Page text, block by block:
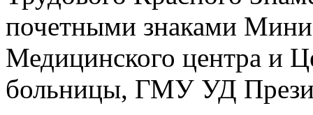
почетными знаками
Медицинского центра и
больницы, ГМУ УД